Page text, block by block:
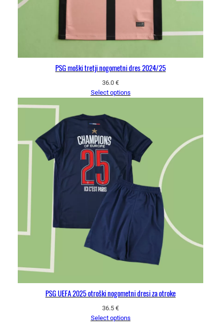
PSG moški tretji nogometni dres 2024/25
36.0 €
Select options
PSG UEFA 2025 otroški nogometni dresi za otroke
36.5 €
Select options